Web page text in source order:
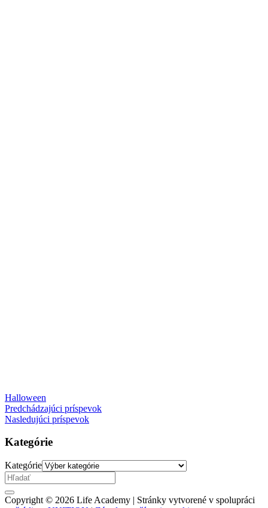
Halloween
Predchádzajúci príspevok
Nasledujúci príspevok
Kategórie
Kategórie
Copyright © 2026 Life Academy | Stránky vytvorené v spolupráci